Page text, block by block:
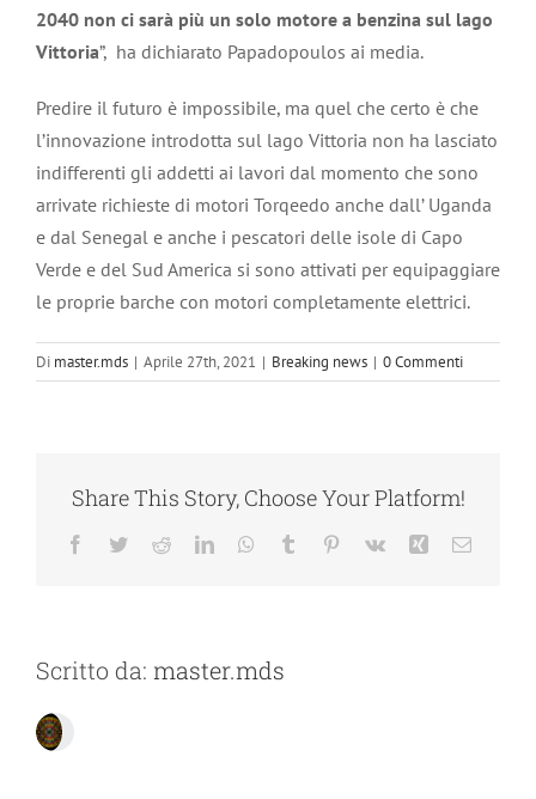
2040 non ci sarà più un solo motore a benzina sul lago
Vittoria”, ha dichiarato Papadopoulos ai media.
Predire il futuro è impossibile, ma quel che certo è che
l’innovazione introdotta sul lago Vittoria non ha lasciato
indifferenti gli addetti ai lavori dal momento che sono
arrivate richieste di motori Torqeedo anche dall’ Uganda
e dal Senegal e anche i pescatori delle isole di Capo
Verde e del Sud America si sono attivati per equipaggiare
le proprie barche con motori completamente elettrici.
Di master.mds | Aprile 27th, 2021 | Breaking news | 0 Commenti
Share This Story, Choose Your Platform!
Facebook
TwitterRedditLinkedInWhatsApp
Tumblr Pinterest
Vk Xing Email
Scritto da: master.mds